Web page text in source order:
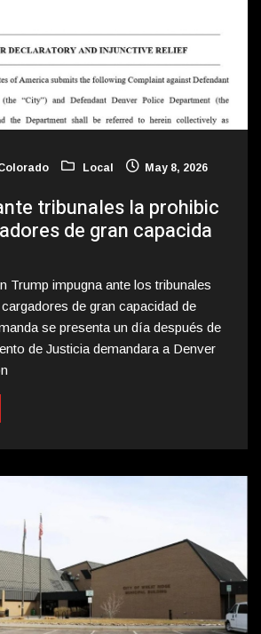
Local May 8, 2026
tribunales la prohibic
de gran capacida
Trump impugna ante los tribunales
de gran capacidad de
se presenta un día después de
de Justicia demandara a Denver